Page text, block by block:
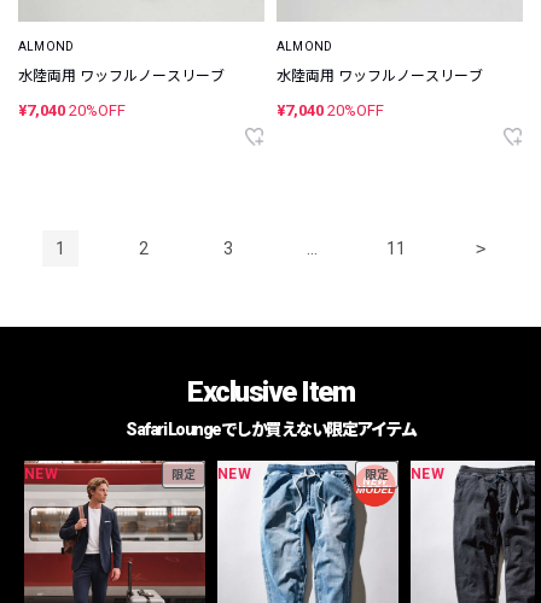
ALMOND
水陸両用 ワッフルノースリーブ
¥7,040 20%OFF
ALMOND
水陸両用 ワッフルノースリーブ
¥7,040 20%OFF
1 2 3 11 >
Exclusive Item
Safari Loungeでしか買えない限定アイテム
NEW 限定 NEW 限定 NEW